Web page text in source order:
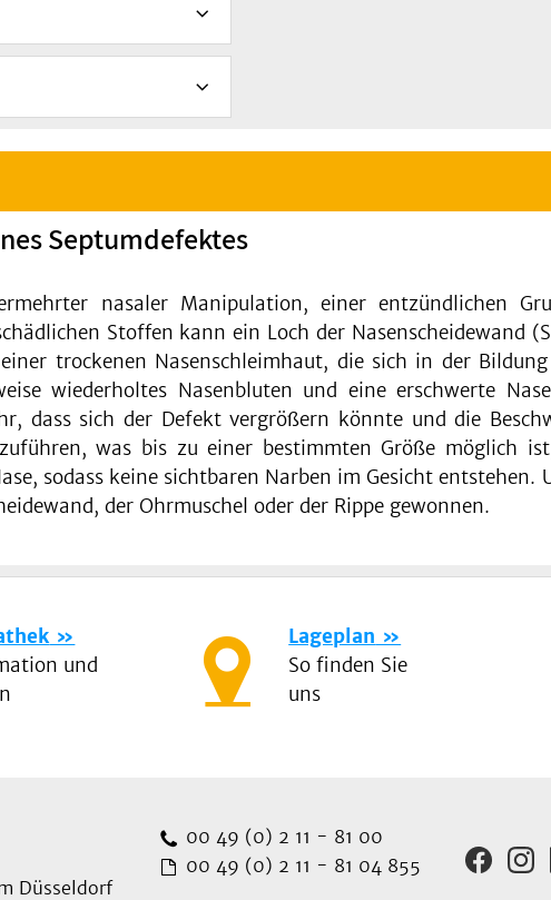
Septumdefektes
nasaler Manipulation, einer entzündlichen
Stoffen kann ein Loch der
trockenen Nasenschleimhaut, die sich in der
wiederholtes Nasenbluten und eine erschwerte
dass sich der Defekt vergrößern könnte und die
was bis zu einer bestimmten Größe möglich
sodass keine sichtbaren Narben im Gesicht
der Ohrmuschel oder der Rippe gewonnen.
und
Lageplan
So finden Sie
uns
Düsseldorf
00 49 (0) 2 11 - 81 00
00 49 (0) 2 11 - 81 04 855